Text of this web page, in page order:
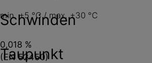
Schwinden
0,018 %
(EN 52450)
min. +5 °C / max. +30 °C
Taupunkt